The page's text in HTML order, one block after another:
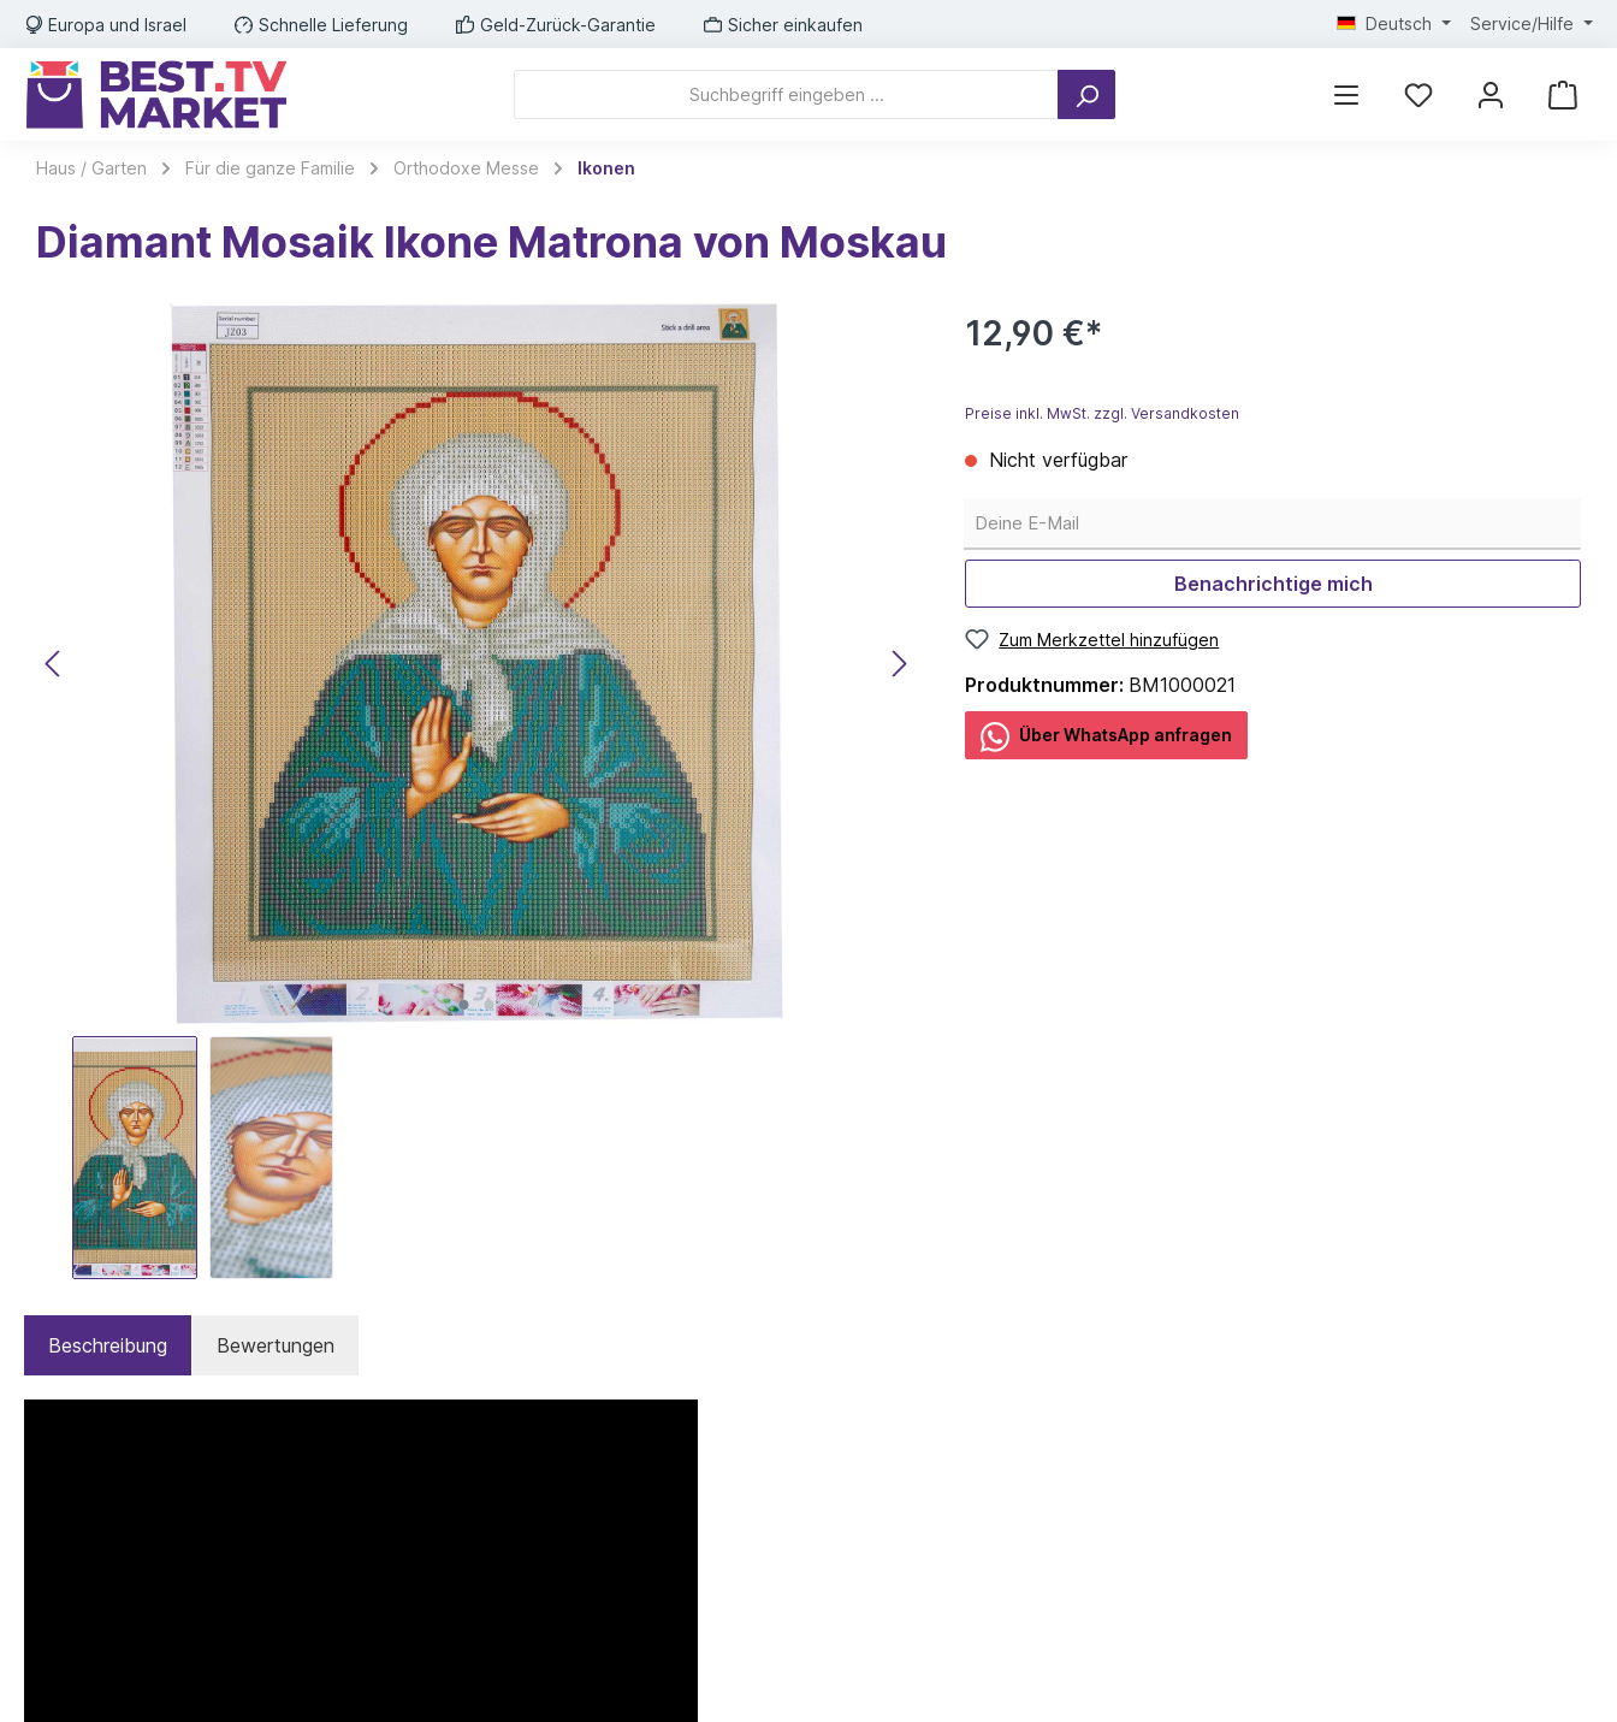
Europa und Israel Schnelle Lieferung Geld-Zurück-Garantie Sicher einkaufen Deutsch Service/Hilfe
Haus / Garten Für die ganze Familie Orthodoxe Messe Ikonen
Diamant Mosaik Ikone Matrona von Moskau
12,90 €*
Preise inkl. MwSt. zzgl. Versandkosten
Nicht verfügbar
Benachrichtige mich
Zum Merkzettel hinzufügen
Produktnummer: BM1000021
Über WhatѕApp anfragеn
Beschreibung Bewertungen